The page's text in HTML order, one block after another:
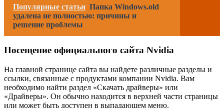
Популярные статьи Папка Windows.old
удалена не полностью: причины и
решение проблемы
Посещение официального сайта Nvidia
На главной странице сайта вы найдете различные разделы и
ссылки, связанные с продуктами компании Nvidia. Вам
необходимо найти раздел «Скачать драйверы» или
«Драйверы». Он обычно находится в верхней части страницы
или может быть доступен в выпадающем меню.